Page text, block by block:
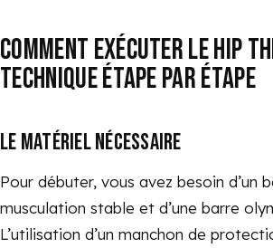
COMMENT EXÉCUTER LE HIP
TECHNIQUE ÉTAPE PAR ÉTAPE
LE MATÉRIEL NÉCESSAIRE
Pour débuter, vous avez besoin d’un
musculation stable et d’une barre
L’utilisation d’un manchon de